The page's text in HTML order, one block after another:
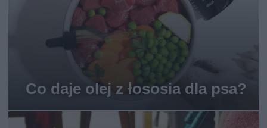
Co daje olej z łososia dla psa?